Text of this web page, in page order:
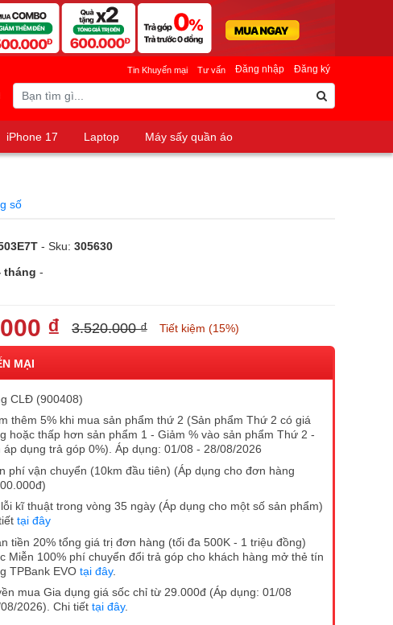
Đăng nhập Đăng ký
Tin Khuyến mại Tư vấn
iPhone 17 Laptop
Máy sấy quần áo
số
- Sku: 305630
tháng -
₫ 3.520.000 ₫ Tiết kiệm (15%)
MẠI
CLĐ (900408)
thêm 5% khi mua sản phẩm thứ 2 (Sản phẩm Thứ 2 có giá
hoặc thấp hơn sản phẩm 1 - Giảm % vào sản phẩm Thứ 2 -
áp dụng trả góp 0%). Áp dụng: 01/08 - 28/08/2026
phí vận chuyển (10km đầu tiên) (Áp dụng cho đơn hàng
kĩ thuật trong vòng 35 ngày (Áp dụng cho một số sản phẩm)
tại đây
tiền 20% tổng giá trị đơn hàng (tối đa 500K - 1 triệu đồng)
Miễn 100% phí chuyển đổi trả góp cho khách hàng mở thẻ tín
TPBank EVO tại đây.
mua Gia dụng giá sốc chỉ từ 29.000đ (Áp dụng: 01/08
2026). Chi tiết tại đây.